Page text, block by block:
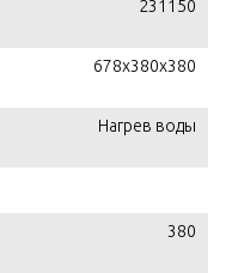
231150
678x380x380
Нагрев воды
380